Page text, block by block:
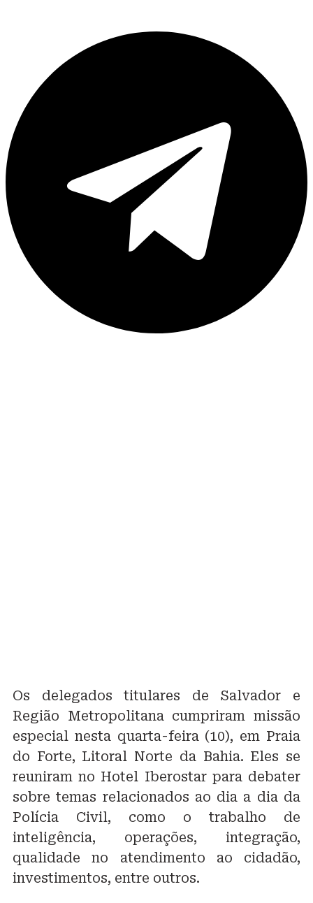
Os delegados titulares de Salvador e
Região Metropolitana cumpriram missão
especial nesta quarta-feira (10), em Praia
do Forte, Litoral Norte da Bahia. Eles se
reuniram no Hotel Iberostar para debater
sobre temas relacionados ao dia a dia da
Polícia Civil, como o trabalho de
inteligência, operações, integração,
qualidade no atendimento ao cidadão,
investimentos, entre outros.